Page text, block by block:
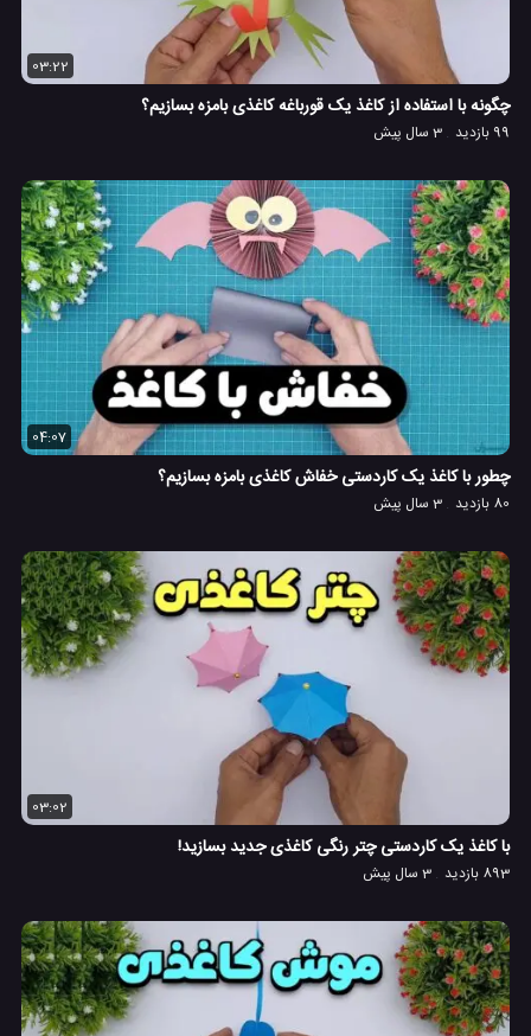
03:22
چگونه با استفاده از کاغذ یک قورباغه کاغذی بامزه بسازیم؟
99 بازدید 3 سال پیش
04:07
چطور با کاغذ یک کاردستی خفاش کاغذی بامزه بسازیم؟
80 بازدید 3 سال پیش
03:02
با کاغذ یک کاردستی چتر رنگی کاغذی جدید بسازید!
893 بازدید 3 سال پیش